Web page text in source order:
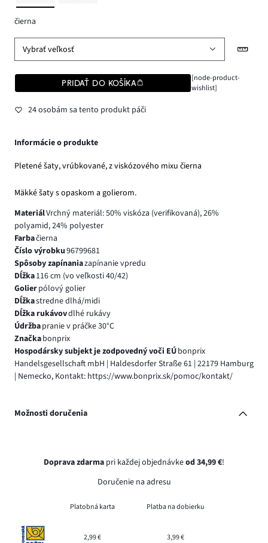
čierna
Vybrať veľkosť
PRIDAŤ DO KOŠÍKA
[node-product-
wishlist]
24 osobám sa tento produkt páči
Informácie o produkte
Pletené šaty, vrúbkované, z viskózového mixu čierna
Mäkké šaty s opaskom a golierom.
MateriálVrchný materiál: 50% viskóza (verifikovaná), 26%
polyamid, 24% polyester
Farbačierna
Číslo výrobku96799681
Spôsoby zapínaniazapínanie vpredu
Dĺžka116 cm (vo veľkosti 40/42)
Golierpólový golier
Dĺžkastredne dlhá/midi
Dĺžka rukávovdlhé rukávy
Údržbapranie v práčke 30°C
Značkabonprix
Hospodársky subjekt je zodpovedný voči EÚbonprix
Handelsgesellschaft mbH | Haldesdorfer Straße 61 | 22179 Hamburg
| Nemecko, Kontakt: https://www.bonprix.sk/pomoc/kontakt/
Možnosti doručenia
Doprava zdarma pri každej objednávkeod 34,99 €!
Doručenie na adresu
Platobná karta Platba na dobierku
2,99 € 3,99 €